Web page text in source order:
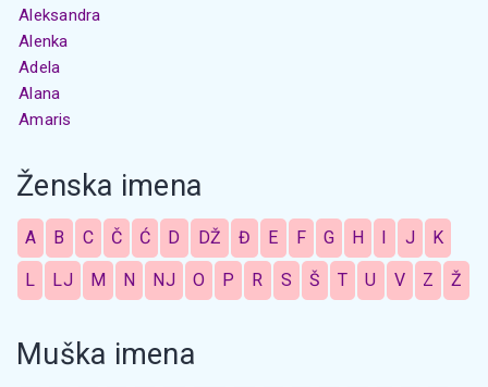
Aleksandra
Alenka
Adela
Alana
Amaris
Ženska imena
A B C Č Ć D DŽ Đ E F G H I J K
L LJ M N NJ O P R S Š T U V Z Ž
Muška imena